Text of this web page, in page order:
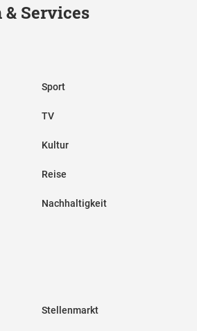
Services
Sport
TV
Kultur
Reise
Nachhaltigkeit
Stellenmarkt